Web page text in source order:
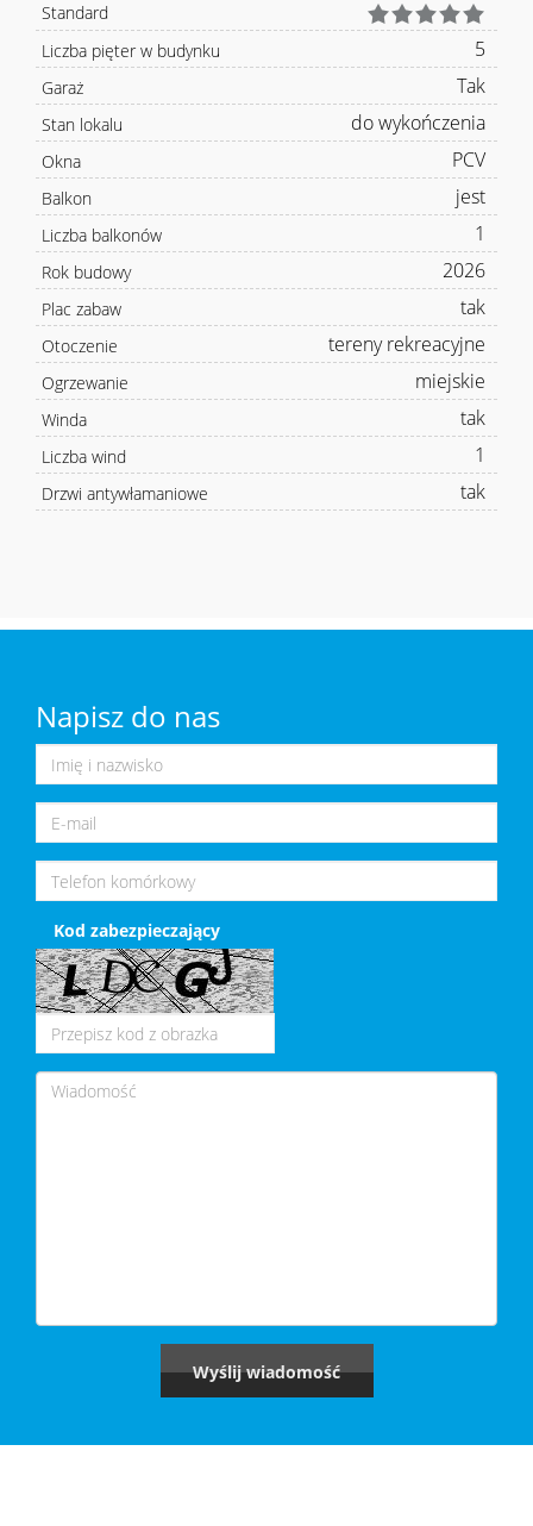
Standard
Liczba pięter w budynku
5
Garaż Tak
Stan lokalu do wykończenia
Okna PCV
Balkon jest
Liczba balkonów 1
Rok budowy 2026
Plac zabaw tak
Otoczenie tereny rekreacyjne
Ogrzewanie miejskie
Winda tak
Liczba wind 1
Drzwi antywłamaniowe tak
Napisz do nas
Kod zabezpieczający